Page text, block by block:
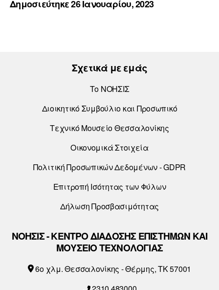
Δημοσιεύτηκε 26 Ιανουαρίου, 2023
Σχετικά με εμάς
Το ΝΟΗΣΙΣ
Διοικητικό Συμβούλιο και Προσωπικό
Τεχνικό Μουσείο Θεσσαλονίκης
Οικονομικά Στοιχεία
Πολιτική Προσωπικών Δεδομένων - GDPR
Επιτροπή Ισότητας των Φύλων
Δήλωση Προσβασιμότητας
ΝΟΗΣΙΣ - ΚΕΝΤΡΟ ΔΙΑΔΟΣΗΣ ΕΠΙΣΤΗΜΩΝ ΚΑΙ
ΜΟΥΣΕΙΟ ΤΕΧΝΟΛΟΓΙΑΣ
6o χλμ. Θεσσαλονίκης - Θέρμης, ΤΚ 57001